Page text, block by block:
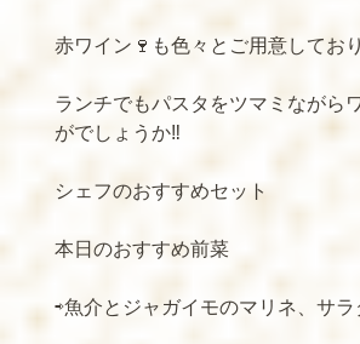
赤ワイン 🍷 も色々とご用意してお
ランチでもパスタをツマミながら
がでしょうか‼️
シェフのおすすめセット
本日のおすすめ前菜
⇨魚介とジャガイモのマリネ、サラ